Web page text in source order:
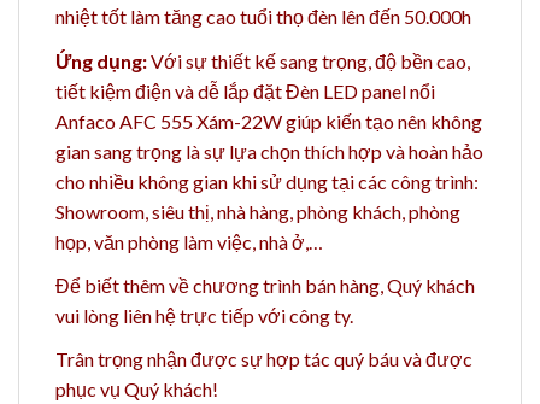
nhiệt tốt làm tăng cao tuổi thọ đèn lên đến 50.000h
Ứng dụng:Với sự thiết kế sang trọng, độ bền cao,
tiết kiệm điện và dễ lắp đặt Đèn LED panel nổi
Anfaco AFC 555 Xám-22W giúp kiến tạo nên không
gian sang trọng là sự lựa chọn thích hợp và hoàn hảo
cho nhiều không gian khi sử dụng tại các công trình:
Showroom, siêu thị, nhà hàng, phòng khách, phòng
họp, văn phòng làm việc, nhà ở,…
Để biết thêm về chương trình bán hàng,Quý khách
vui lòng liên hệ trực tiếp với công ty.
Trân trọng nhận được sự hợp tác quý báu và được
phục vụ Quý khách!